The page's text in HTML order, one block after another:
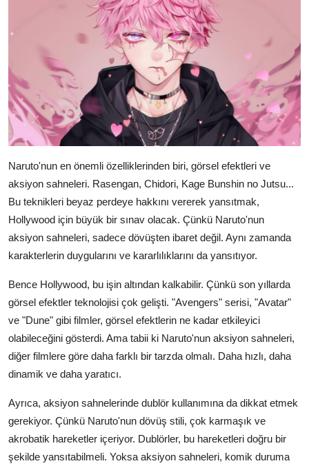
Naruto'nun en önemli özelliklerinden biri, görsel efektleri ve
aksiyon sahneleri. Rasengan, Chidori, Kage Bunshin no Jutsu...
Bu teknikleri beyaz perdeye hakkını vererek yansıtmak,
Hollywood için büyük bir sınav olacak. Çünkü Naruto'nun
aksiyon sahneleri, sadece dövüşten ibaret değil. Aynı zamanda
karakterlerin duygularını ve kararlılıklarını da yansıtıyor.
Bence Hollywood, bu işin altından kalkabilir. Çünkü son yıllarda
görsel efektler teknolojisi çok gelişti. "Avengers" serisi, "Avatar"
ve "Dune" gibi filmler, görsel efektlerin ne kadar etkileyici
olabileceğini gösterdi. Ama tabii ki Naruto'nun aksiyon sahneleri,
diğer filmlere göre daha farklı bir tarzda olmalı. Daha hızlı, daha
dinamik ve daha yaratıcı.
Ayrıca, aksiyon sahnelerinde dublör kullanımına da dikkat etmek
gerekiyor. Çünkü Naruto'nun dövüş stili, çok karmaşık ve
akrobatik hareketler içeriyor. Dublörler, bu hareketleri doğru bir
şekilde yansıtabilmeli. Yoksa aksiyon sahneleri, komik duruma